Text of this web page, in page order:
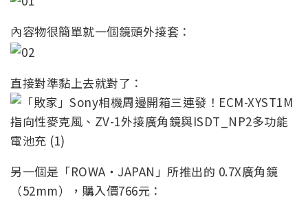
內容物很簡單就一個鏡頭外接套：
直接對準黏上去就對了：
另一個是「ROWA‧JAPAN」所推出的 0.7X廣角鏡
（52mm），購入價766元：